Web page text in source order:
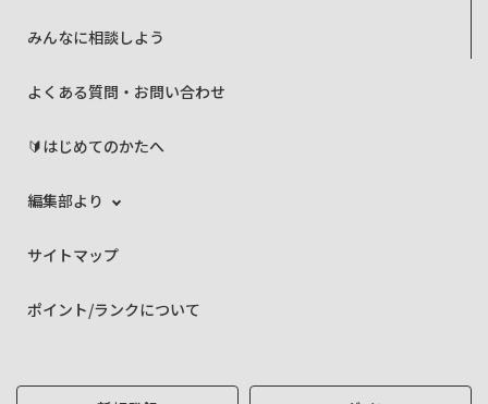
みんなに相談しよう
よくある質問・お問い合わせ
🔰はじめてのかたへ
編集部より
サイトマップ
ポイント/ランクについて